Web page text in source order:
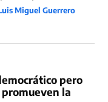
Miguel Guerrero
pero
la